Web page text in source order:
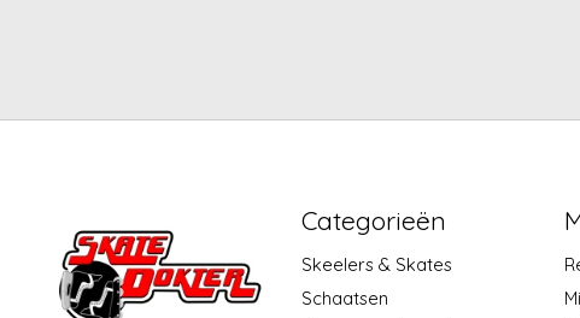
Categorieën
Skeelers & Skates
Schaatsen